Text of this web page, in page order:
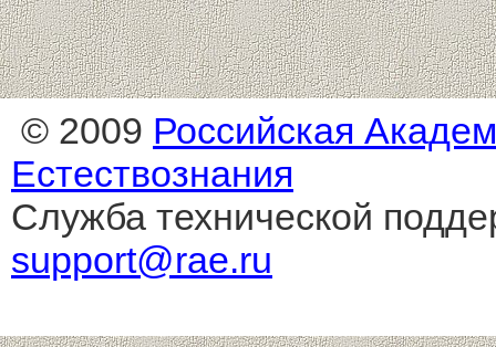
© 2009 Российская
Естествознания
Служба технической
support@rae.ru